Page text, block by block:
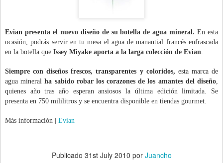
Evian presenta el nuevo diseño de su botella de agua mineral.En esta
ocasión, podrás servir en tu mesa el agua de manantial francés enfrascada
en la botella que Issey Miyake aporta a la larga colección de Evian.
Siempre con diseños frescos, transparentes y coloridos, esta marca de
agua mineralha sabido robar los corazones de los amantes del diseño,
quienes año tras año esperan ansiosos la última ediciónlimitada. Se
presenta en 750 mililitros y se encuentra disponible en tiendas gourmet.
Más información | Evian
Publicado 31st July 2010 por Juancho